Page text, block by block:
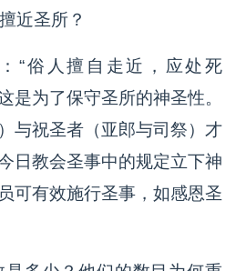
近圣所？
“俗人擅自走近，应处死
是为了保守圣所的神圣性。
与祝圣者（亚郎与司祭）才
日教会圣事中的规定立下神
可有效施行圣事，如感恩圣